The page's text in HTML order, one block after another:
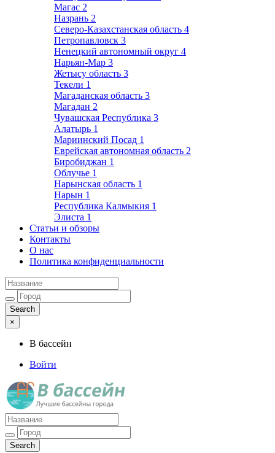
Магас 2
Назрань 2
Северо-Казахстанская область 4
Петропавловск 3
Ненецкий автономный округ 4
Нарьян-Мар 3
Жетысу область 3
Текели 1
Магаданская область 3
Магадан 2
Чувашская Республика 3
Алатырь 1
Мариинский Посад 1
Еврейская автономная область 2
Биробиджан 1
Облучье 1
Нарынская область 1
Нарын 1
Республика Калмыкия 1
Элиста 1
Статьи и обзоры
Контакты
О нас
Политика конфиденциальности
×
В бассейн
Войти
Лучшие бассейны города